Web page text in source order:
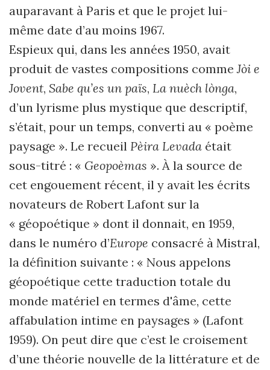
auparavant à Paris et que le projet lui-
même date d’au moins 1967.
Espieux qui, dans les années 1950, avait
produit de vastes compositions commeJòi e
Jovent, Sabe qu’es un païs, La nuèch lònga,
d’un lyrisme plus mystique que descriptif,
s’était, pour un temps, converti au « poème
paysage ». Le recueil Pèira Levada était
sous-titré : « Geopoèmas ». À la source de
cet engouement récent, il y avait les écrits
novateurs de Robert Lafont sur la
« géopoétique » dont il donnait, en 1959,
dans le numéro d’Europe consacré à Mistral,
la définition suivante : « Nous appelons
géopoétique cette traduction totale du
monde matériel en termes d'âme, cette
affabulation intime en paysages » (Lafont
1959). On peut dire que c’est le croisement
d’une théorie nouvelle de la littérature et de